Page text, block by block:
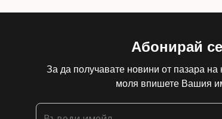
Абонирай
За да получавате новини от пазара
моля впишете Вашия